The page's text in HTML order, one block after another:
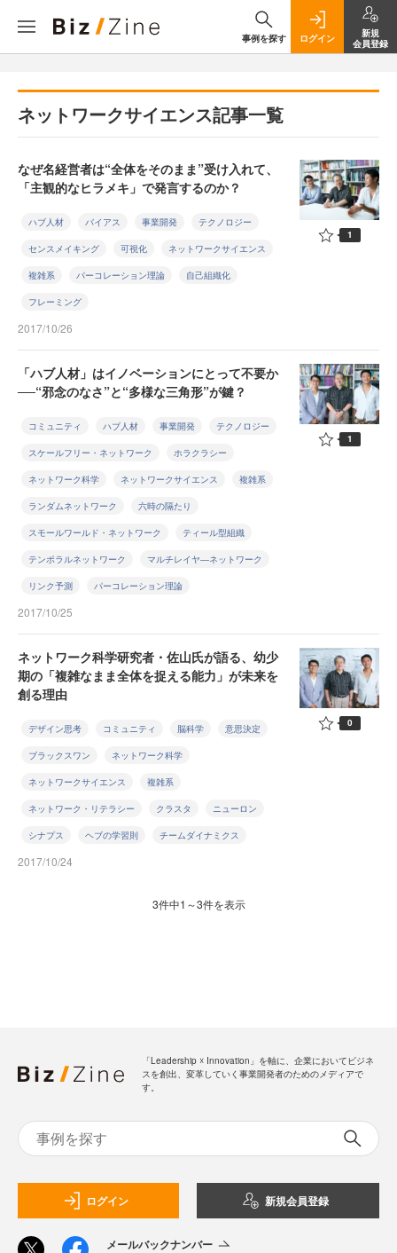
事例を探す ログイン
新規
会員登録
ネットワークサイエンス記事一覧
なぜ名経営者は“全体をそのまま”受け入れて、
「主観的なヒラメキ」で発言するのか？
ハブ人材 バイアス 事業開発 テクノロジー
センスメイキング 可視化 ネットワークサイエンス
複雑系 パーコレーション理論 自己組織化
フレーミング
2017/10/26
1
「ハブ人材」はイノベーションにとって不要か
──“邪念のなさ”と“多様な三角形”が鍵？
コミュニティ ハブ人材 事業開発 テクノロジー
スケールフリー・ネットワーク ホラクラシー
ネットワーク科学 ネットワークサイエンス 複雑系
ランダムネットワーク 六時の隔たり
スモールワールド・ネットワーク ティール型組織
テンポラルネットワーク マルチレイヤ―ネットワーク
リンク予測 パーコレーション理論
2017/10/25
1
ネットワーク科学研究者・佐山氏が語る、幼少
期の「複雑なまま全体を捉える能力」が未来を
創る理由
デザイン思考 コミュニティ 脳科学 意思決定
ブラックスワン ネットワーク科学
ネットワークサイエンス 複雑系
ネットワーク・リテラシー クラスタ ニューロン
シナプス ヘブの学習則 チームダイナミクス
2017/10/24
0
3件中1～3件を表示
「Leadership ☓ Innovation」を軸に、企業においてビジネ
スを創出、変革していく事業開発者のためのメディアで
す。
ログイン 新規会員登録
メールバックナンバー